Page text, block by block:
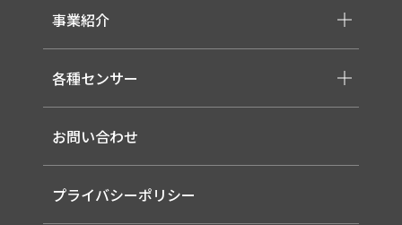
-各種モジュール
-取り扱いメーカー一覧
-直管形LEDランプ
-高天井LED
-LED信号灯
-ソーラー式LED 照明灯
-ルーター（LTE / Wi-Fiルーター）
事業紹介
-サービス概要
-事業領域
-EMS
各種センサー
-バイタルセンサー
-AIセンサー
お問い合わせ
プライバシーポリシー